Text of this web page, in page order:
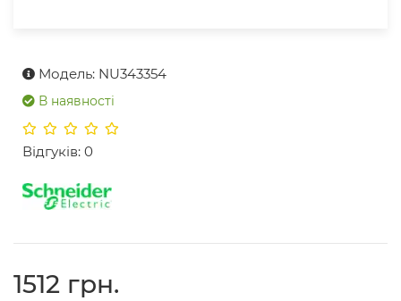
Модель: NU343354
В наявності
Відгуків: 0
1512 грн.